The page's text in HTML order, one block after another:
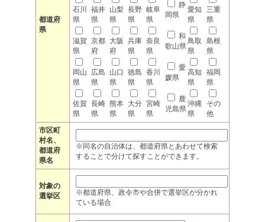
都道府
県
石川
県
福井
県
山梨
県
長野
県
岐阜
県
静
岡県
愛知
県
三重
県
滋賀
県
京都
府
大阪
府
兵庫
県
奈良
県
和
歌山県
鳥取
県
島根
県
岡山
県
広島
県
山口
県
徳島
県
香川
県
愛
媛県
高知
県
福岡
県
佐賀
県
長崎
県
熊本
県
大分
県
宮崎
県
鹿
児島県
沖縄
県
その
他
市区町
村名、
都道府
県名
※同名の自治体は、都道府県とあわせて検索
することで分けて探すことができます。
対象の
選挙区
※都道府県、政令市や合併で選挙区が分かれ
ている場合